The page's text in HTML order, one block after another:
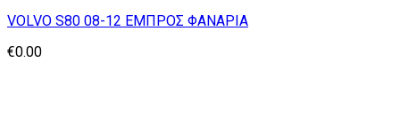
VOLVO S80 08-12 ΕΜΠΡΟΣ ΦΑΝΑΡΙΑ
€0.00